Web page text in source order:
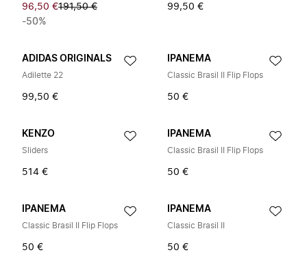
96,50 €191,50 €
-50%
99,50 €
ADIDAS ORIGINALS
Adilette 22
99,50 €
IPANEMA
Classic Brasil II Flip Flops
50 €
KENZO
Sliders
514 €
IPANEMA
Classic Brasil II Flip Flops
50 €
IPANEMA
Classic Brasil II Flip Flops
50 €
IPANEMA
Classic Brasil II
50 €